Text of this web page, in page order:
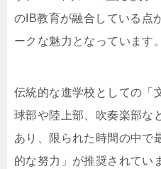
のIB教育が融合している点
ークな魅力となっています。
伝統的な進学校としての「
球部や陸上部、吹奏楽部な
あり、限られた時間の中で
的な努力」が推奨されてい